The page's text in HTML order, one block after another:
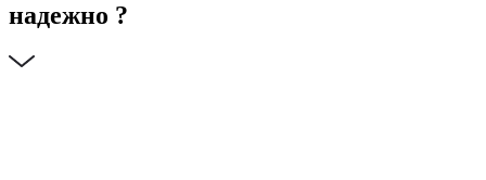
надежно ?